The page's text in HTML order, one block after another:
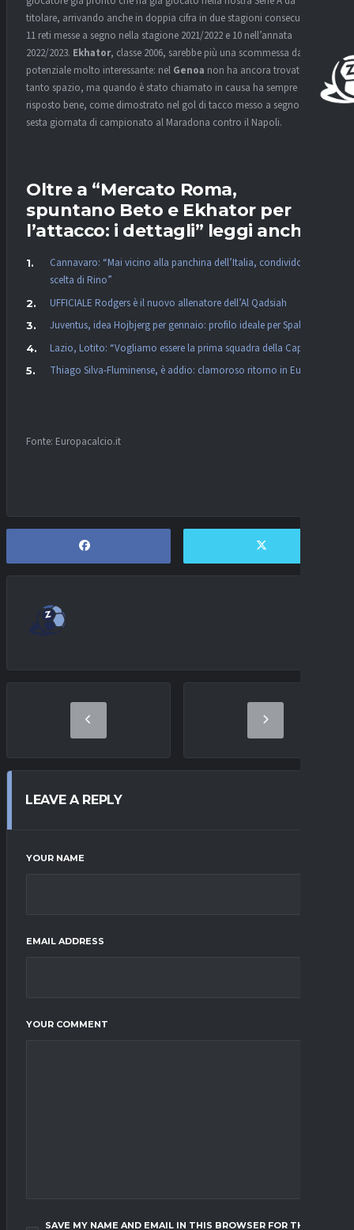
titolare, arrivando anche in doppia cifra in due stagioni consecutive:
11 reti messe a segno nella stagione 2021/2022 e 10 nell’annata
2022/2023. Ekhator, classe 2006, sarebbe più una scommessa dal
potenziale molto interessante: nel Genoa non ha ancora trovato
tanto spazio, ma quando è stato chiamato in causa ha sempre
risposto bene, come dimostrato nel gol di tacco messo a segno nella
sesta giornata di campionato al Maradona contro il Napoli.
Oltre a “Mercato Roma,
spuntano Beto e Ekhator per
l’attacco: i dettagli” leggi anche:
Cannavaro: “Mai vicino alla panchina dell’Italia, condivido la
scelta di Rino”
UFFICIALE Rodgers è il nuovo allenatore dell’Al Qadsiah
Juventus, idea Hojbjerg per gennaio: profilo ideale per Spalletti
Lazio, Lotito: “Vogliamo essere la prima squadra della Capitale”
Thiago Silva-Fluminense, è addio: clamoroso ritorno in Europa?
Fonte: Europacalcio.it
LEAVE A REPLY
YOUR NAME
EMAIL ADDRESS
YOUR COMMENT
SAVE MY NAME AND EMAIL IN THIS BROWSER FOR THE